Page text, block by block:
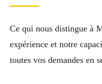
Ce qui nous distingue à
expérience et notre
toutes vos demandes en